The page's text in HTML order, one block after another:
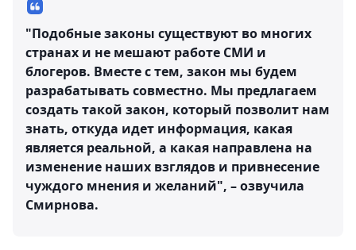
"Подобные законы существуют во многих
странах и не мешают работе СМИ и
блогеров. Вместе с тем, закон мы будем
разрабатывать совместно. Мы предлагаем
создать такой закон, который позволит нам
знать, откуда идет информация, какая
является реальной, а какая направлена на
изменение наших взглядов и привнесение
чуждого мнения и желаний", – озвучила
Смирнова.